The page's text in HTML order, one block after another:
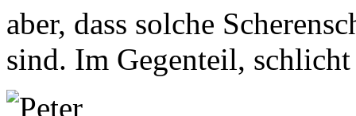
aber, dass solche
sind. Im Gegenteil,